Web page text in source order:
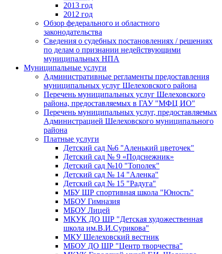
2013 год
2012 год
Обзор федерального и областного
законодательства
Сведения о судебных постановлениях / решениях
по делам о признании недействующими
муниципальных НПА
Муниципальные услуги
Административные регламенты предоставления
муниципальных услуг Шелеховского района
Перечень муниципальных услуг Шелеховского
района, предоставляемых в ГАУ "МФЦ ИО"
Перечень муниципальных услуг, предоставляемых
Администрацией Шелеховского муниципального
района
Платные услуги
Детский сад №6 "Аленький цветочек"
Детский сад № 9 «Подснежник»
Детский сад №10 "Тополек"
Детский сад № 14 "Аленка"
Детский сад № 15 "Радуга"
МБУ ШР спортивная школа "Юность"
МБОУ Гимназия
МБОУ Лицей
МКУК ДО ШР "Детская художественная
школа им.В.И.Сурикова"
МКУ Шелеховский вестник
МБОУ ДО ШР "Центр творчества"